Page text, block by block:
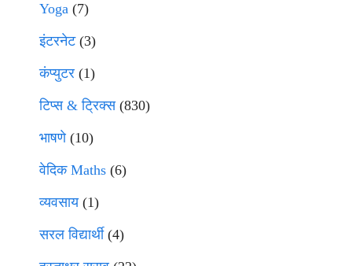
Yoga (7)
इंटरनेट(3)
कंप्युटर (1)
टिप्स & ट्रिक्स(830)
भाषणे(10)
वेदिक Maths (6)
व्यवसाय(1)
सरल विद्यार्थी(4)